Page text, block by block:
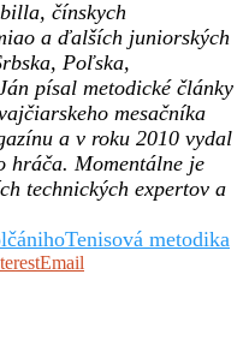
čínskych
a ďalších juniorských
Poľska,
písal metodické články
mesačníka
a v roku 2010 vydal
hráča. Momentálne je
technických expertov a
Tenisová metodika
Email